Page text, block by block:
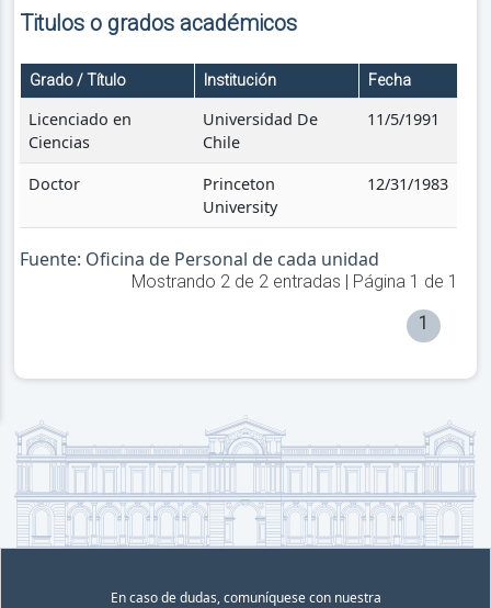
Titulos o grados académicos
Grado / Título Institución Fecha
Licenciado en
Ciencias
Universidad De
Chile
11/5/1991
Doctor
Princeton
University
12/31/1983
Fuente: Oficina de Personal de cada unidad
Mostrando 2de 2entradas | Página 1 de 1
1
En caso de dudas, comuníquese con nuestra